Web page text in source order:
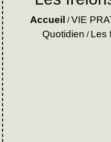
Accueil /VIE
Quotidien / Les